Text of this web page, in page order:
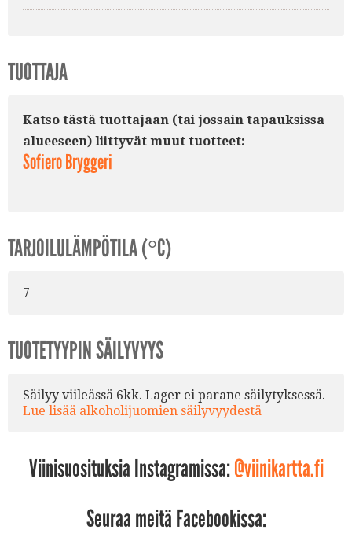
TUOTTAJA
Katso tästä tuottajaan (tai jossain tapauksissa
alueeseen) liittyvät muut tuotteet:
Sofiero Bryggeri
TARJOILULÄMPÖTILA (°C)
7
TUOTETYYPIN SÄILYVYYS
Säilyy viileässä 6kk. Lager ei parane säilytyksessä.
Lue lisää alkoholijuomien säilyvyydestä
Viinisuosituksia Instagramissa:@viinikartta.fi
Seuraa meitä Facebookissa: